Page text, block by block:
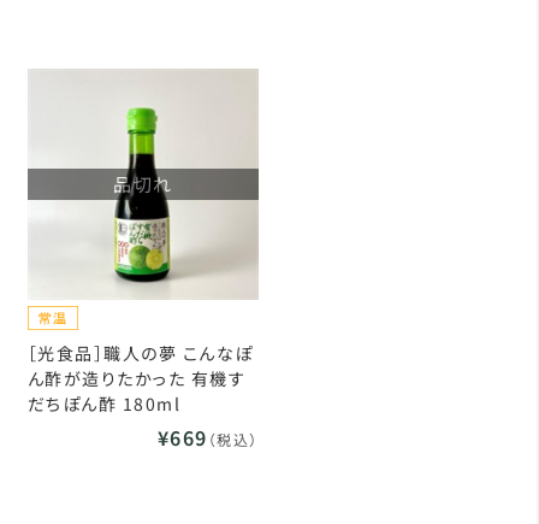
品切れ
［光食品］職人の夢 こんなぽ
ん酢が造りたかった 有機す
だちぽん酢 180ml
¥669 （税込）